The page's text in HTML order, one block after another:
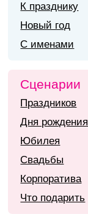
К празднику
Новый год
С именами
Сценарии
Праздников
Дня рождения
Юбилея
Свадьбы
Корпоратива
Что подарить